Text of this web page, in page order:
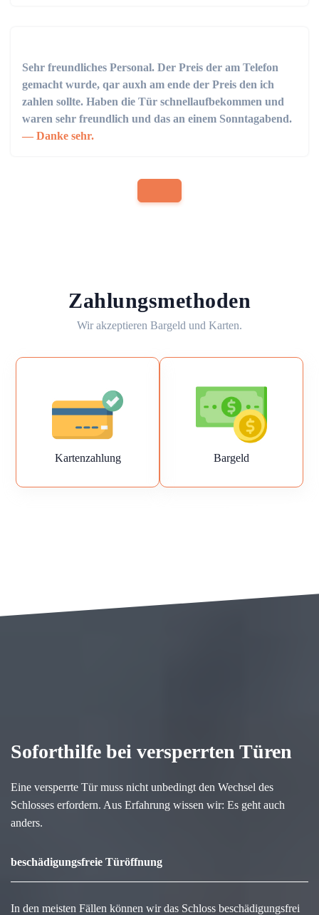
Sehr freundliches Personal. Der Preis der am Telefon
gemacht wurde, qar auxh am ende der Preis den ich
zahlen sollte. Haben die Tür schnellaufbekommen und
waren sehr freundlich und das an einem Sonntagabend.
Danke sehr.
Zahlungsmethoden
Wir akzeptieren Bargeld und Karten.
Kartenzahlung Bargeld
Soforthilfe bei versperrten Türen
Eine versperrte Tür muss nicht unbedingt den Wechsel des
Schlosses erfordern. Aus Erfahrung wissen wir: Es geht auch
anders.
beschädigungsfreie Türöffnung
In den meisten Fällen können wir das Schloss beschädigungsfrei